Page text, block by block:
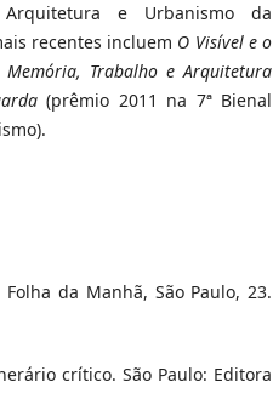
e Urbanismo da
recentes incluem O Visível e o
Memória, Trabalho e Arquitetura
(prêmio 2011 na 7ª Bienal
da Manhã, São Paulo, 23.
crítico. São Paulo: Editora